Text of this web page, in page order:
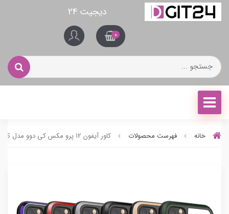
دیجیت ۲۴
0
خانه فهرست محصولات کاور آیفون 12 پرو مکس کی دوو مدل ARES